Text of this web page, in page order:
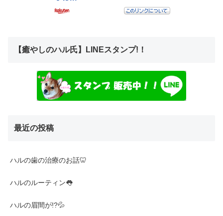
【癒やしのハル氏】LINEスタンプ!！
最近の投稿
ハルの歯の治療のお話🦷
ハルのルーティン👅
ハルの眉間が!?💦